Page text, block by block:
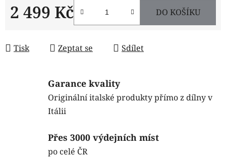
2 499 Kč DO KOŠÍKU
Tisk Zeptat se Sdílet
Garance kvality
Originální italské produkty přímo z dílny v
Itálii
Přes 3000 výdejních míst
po celé ČR